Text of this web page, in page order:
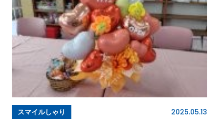
スマイルしゃり 2025.05.13